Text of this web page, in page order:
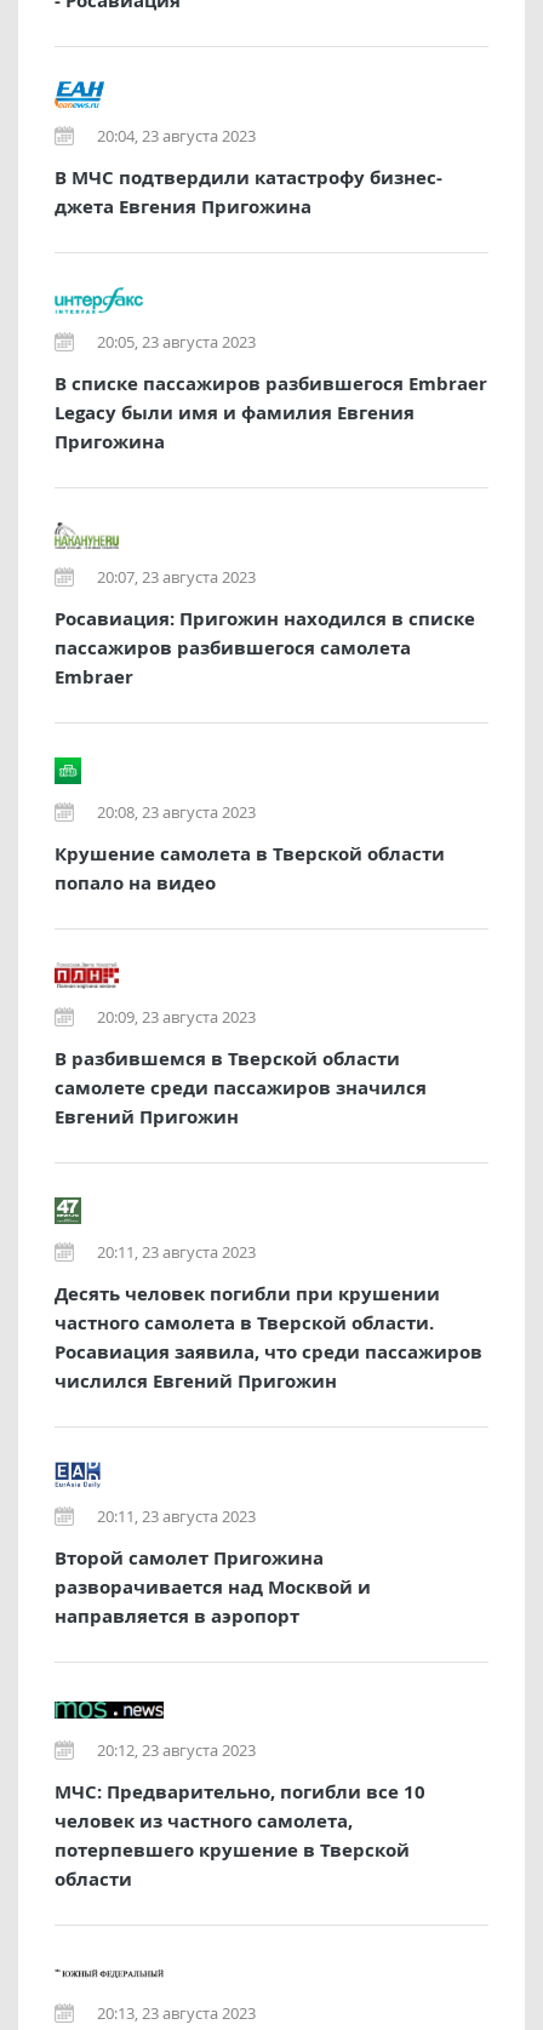
20:04, 23 августа 2023
В МЧС подтвердили катастрофу бизнес-
джета Евгения Пригожина
20:05, 23 августа 2023
В списке пассажиров разбившегося Embraer
Legacy были имя и фамилия Евгения
Пригожина
20:07, 23 августа 2023
Росавиация: Пригожин находился в списке
пассажиров разбившегося самолета
Embraer
20:08, 23 августа 2023
Крушение самолета в Тверской области
попало на видео
20:09, 23 августа 2023
В разбившемся в Тверской области
самолете среди пассажиров значился
Евгений Пригожин
20:11, 23 августа 2023
Десять человек погибли при крушении
частного самолета в Тверской области.
Росавиация заявила, что среди пассажиров
числился Евгений Пригожин
20:11, 23 августа 2023
Второй самолет Пригожина
разворачивается над Москвой и
направляется в аэропорт
20:12, 23 августа 2023
МЧС: Предварительно, погибли все 10
человек из частного самолета,
потерпевшего крушение в Тверской
области
20:13, 23 августа 2023